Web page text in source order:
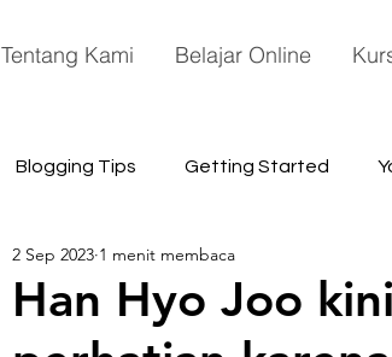
Tentang Kami Belajar Online
Blogging Tips Getting Started
Astronomy Space
Han Hyo Joo
2 Sep 2023 1 menit membaca